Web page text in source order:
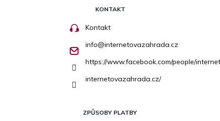
KONTAKT
Kontakt
info@internetovazahrada.cz
https://www.facebook.com/people/
internetovazahrada.cz/
ZPŮSOBY PLATBY